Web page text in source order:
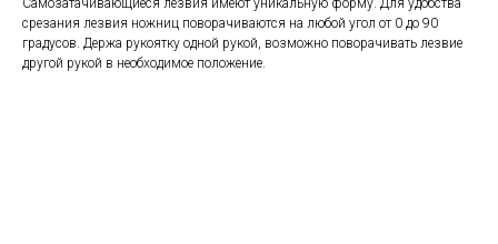
Самозатачивающиеся лезвия имеют уникальную форму. Для удобства
срезания лезвия ножниц поворачиваются на любой угол от 0 до 90
градусов. Держа рукоятку одной рукой, возможно поворачивать лезвие
другой рукой в необходимое положение.